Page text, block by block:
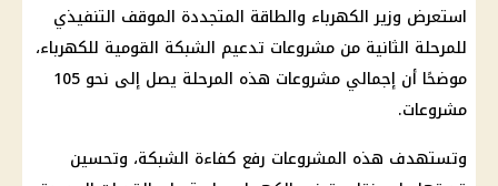
استعرض وزير الكهرباء والطاقة المتجددة الموقف التنفيذي
للمرحلة الثانية من مشروعات تدعيم الشبكة القومية للكهرباء،
موضحًا أن إجمالي مشروعات هذه المرحلة يصل إلى نحو 105
مشروعات.
وتستهدف هذه المشروعات رفع كفاءة الشبكة، وتحسين